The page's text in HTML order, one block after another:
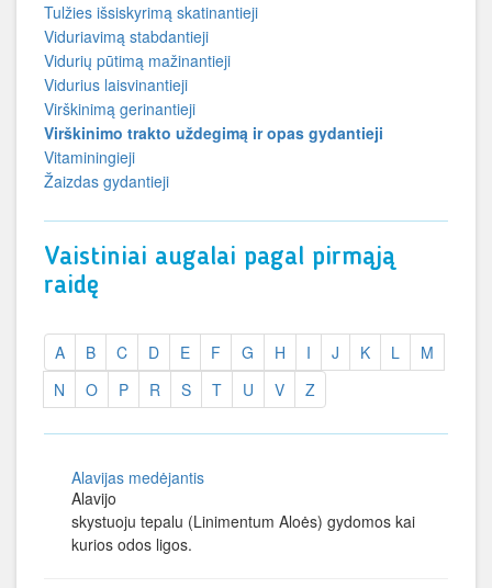
Tulžies išsiskyrimą skatinantieji
Viduriavimą stabdantieji
Vidurių pūtimą mažinantieji
Vidurius laisvinantieji
Virškinimą gerinantieji
Virškinimo trakto uždegimą ir opas gydantieji
Vitaminingieji
Žaizdas gydantieji
Vaistiniai augalai pagal pirmąją
raidę
A B C D E F G H I J K L
M
N
O P R S T U V Z
Alavijas medėjantis
Alavijo
skystuoju tepalu (Linimentum Aloės) gydomos kai
kurios odos ligos.